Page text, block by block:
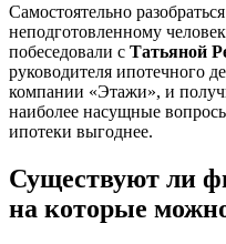
Самостоятельно
неподготовленному
побеседовали с Татьяной
руководителя ипотечного
компании «Этажи», и
наиболее насущные
ипотеки выгоднее.
Существуют ли
на которые